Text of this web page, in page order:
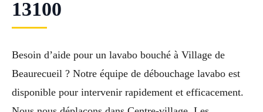
13100
Besoin d’aide pour un lavabo bouché à Village de
Beaurecueil ? Notre équipe de débouchage lavabo est
disponible pour intervenir rapidement et efficacement.